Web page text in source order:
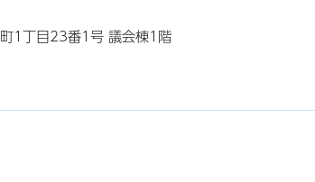
1丁目23番1号 議会棟1階